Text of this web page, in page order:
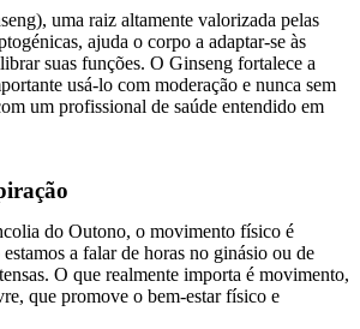
uma raiz altamente valorizada pelas
ajuda o corpo a adaptar-se às
suas funções. O Ginseng fortalece a
usá-lo com moderação e nunca sem
um profissional de saúde entendido em
do Outono, o movimento físico é
a falar de horas no ginásio ou de
O que realmente importa é movimento,
que promove o bem-estar físico e